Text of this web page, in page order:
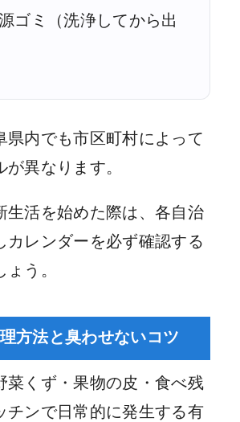
ゴミ（洗浄してから出
県内でも市区町村によって
異なります。
生活を始めた際は、各自治
カレンダーを必ず確認する
う。
方法と臭わせないコツ
菜くず・果物の皮・食べ残
チンで日常的に発生する有